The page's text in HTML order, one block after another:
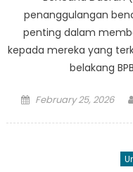
penanggulangan
penting dalam
kepada mereka yang
belakang
Posted
February 25, 2026